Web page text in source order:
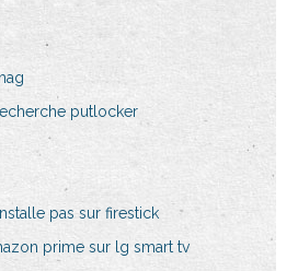
putlocker
pas sur firestick
prime sur lg smart tv